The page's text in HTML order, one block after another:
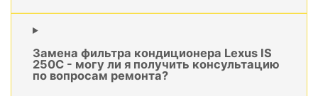
Замена фильтра кондиционера Lexus IS
250C - могу ли я получить консультацию
по вопросам ремонта?